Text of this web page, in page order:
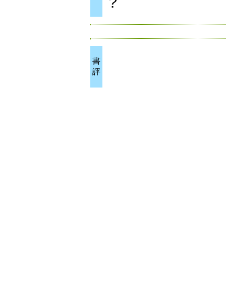
書
評